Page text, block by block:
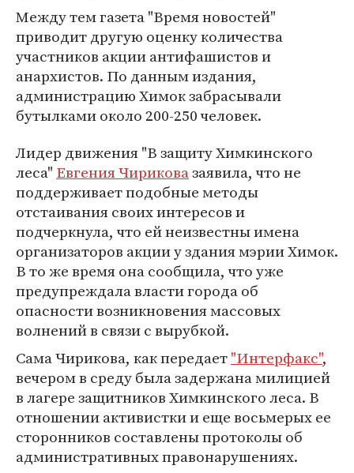
Между тем газета "Время новостей"
приводит другую оценку количества
участников акции антифашистов и
анархистов. По данным издания,
администрацию Химок забрасывали
бутылками около 200-250 человек.
Лидер движения "В защиту Химкинского
леса" Евгения Чириковазаявила, что не
поддерживает подобные методы
отстаивания своих интересов и
подчеркнула, что ей неизвестны имена
организаторов акции у здания мэрии Химок.
В то же время она сообщила, что уже
предупреждала власти города об
опасности возникновения массовых
волнений в связи с вырубкой.
Сама Чирикова, как передает"Интерфакс",
вечером в среду была задержана милицией
в лагере защитников Химкинского леса. В
отношении активистки и еще восьмерых ее
сторонников составлены протоколы об
административных правонарушениях.